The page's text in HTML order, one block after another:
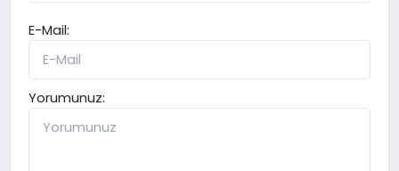
E-Mail:
Yorumunuz: